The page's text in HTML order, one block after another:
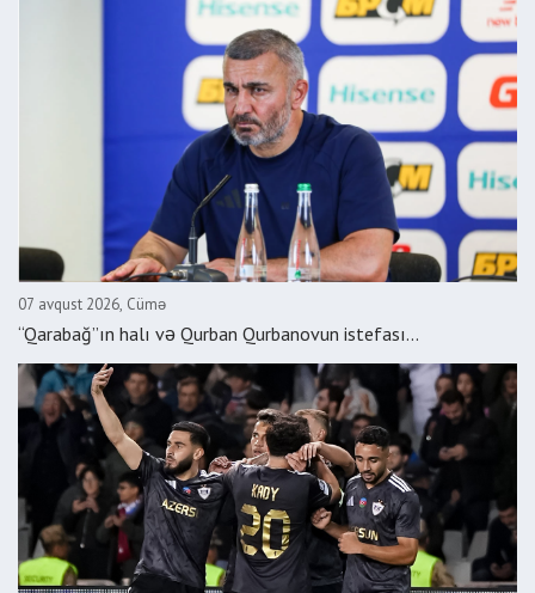
07 avqust 2026, Cümə
“Qarabağ”ın halı və Qurban Qurbanovun istefası...